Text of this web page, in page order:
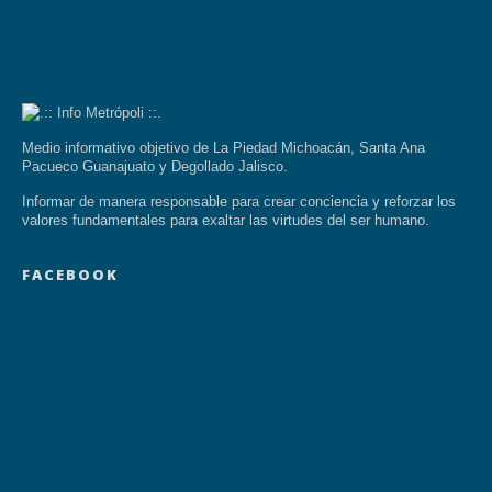
Medio informativo objetivo de La Piedad Michoacán, Santa Ana
Pacueco Guanajuato y Degollado Jalisco.
Informar de manera responsable para crear conciencia y reforzar los
valores fundamentales para exaltar las virtudes del ser humano.
FACEBOOK